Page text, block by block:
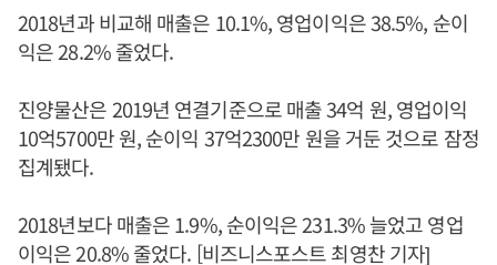
2018년과 비교해 매출은 10.1%, 영업이익은 38.5%, 순이
익은 28.2% 줄었다.
진양물산은 2019년 연결기준으로 매출 34억 원, 영업이익
10억5700만 원, 순이익 37억2300만 원을 거둔 것으로 잠정
집계됐다.
2018년보다 매출은 1.9%, 순이익은 231.3% 늘었고 영업
이익은 20.8% 줄었다. [비즈니스포스트 최영찬 기자]